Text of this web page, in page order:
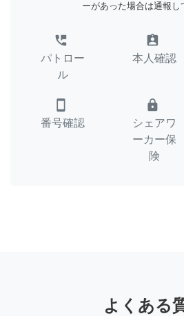
ーがあった場合は通報し
perm_phone_msg
パトロー
ル
assignment_ind
本人確認
smartphone
番号確認
lock
シェアワ
ーカー保
険
よくある